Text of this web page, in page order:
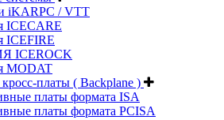
iKARPC / VTT
ICECARE
ICEFIRE
ICEROCK
MODAT
платы ( Backplane )
платы формата ISA
платы формата PCISA